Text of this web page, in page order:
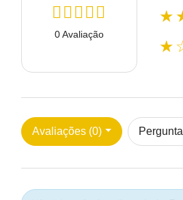
0 Avaliação
Avaliações (0)